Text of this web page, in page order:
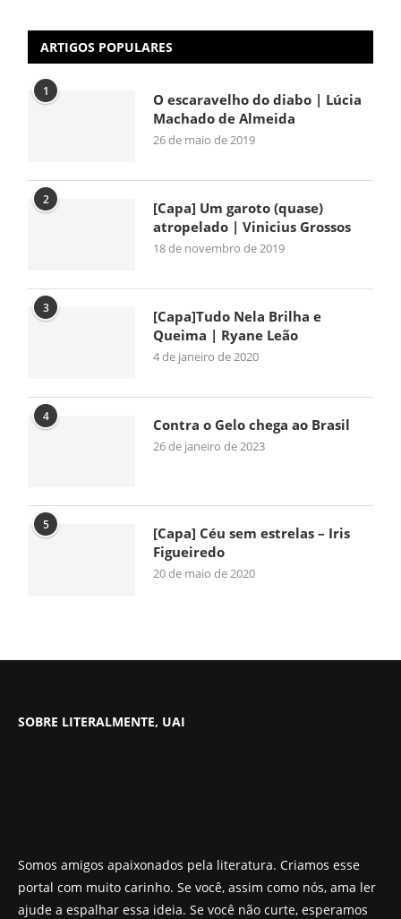
ARTIGOS POPULARES
1
O escaravelho do diabo | Lúcia
Machado de Almeida
26 de maio de 2019
2
[Capa] Um garoto (quase)
atropelado | Vinicius Grossos
18 de novembro de 2019
3
[Capa]Tudo Nela Brilha e
Queima | Ryane Leão
4 de janeiro de 2020
4 Contra o Gelo chega ao Brasil
26 de janeiro de 2023
5
[Capa] Céu sem estrelas – Iris
Figueiredo
20 de maio de 2020
SOBRE LITERALMENTE, UAI
Somos amigos apaixonados pela literatura. Criamos esse
portal com muito carinho. Se você, assim como nós, ama ler
ajude a espalhar essa ideia. Se você não curte, esperamos